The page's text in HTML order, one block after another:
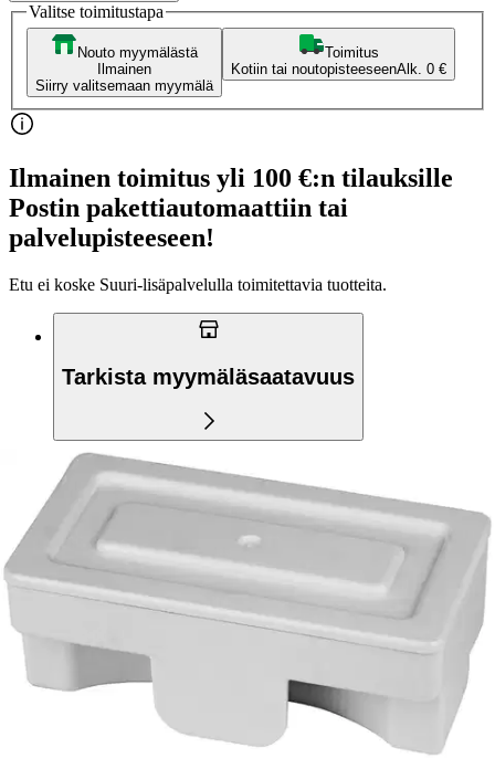
Valitse toimitustapa
Nouto myymälästä
Ilmainen
Siirry valitsemaan myymälä
Toimitus
Kotiin tai noutopisteeseenAlk. 0 €
Ilmainen toimitus yli 100 €:n tilauksille
Postin pakettiautomaattiin tai
palvelupisteeseen!
Etu ei koske Suuri‑lisäpalvelulla toimitettavia tuotteita.
Tarkista myymäläsaatavuus
Tuotekuvaus
Kalkinpoistopatruuna ELECTROLUX-höyrysilityskeskukselle
EDBS3350. Ehdoton lisäosa höyrysilityskeskuksen priimakunnossa
pitämiseksi ja erinomaisen tehon säilyttämiseksi! Takaa täydellisen
höyryntuoton ja estää kalkkijälkien syntymistä vaatteisiin. Pakkaus
sisältää kaksi kalkinpoistopatruunaa. Veden kovuudesta riippuen
yksi patruuna kestää noin 3 kuukautta